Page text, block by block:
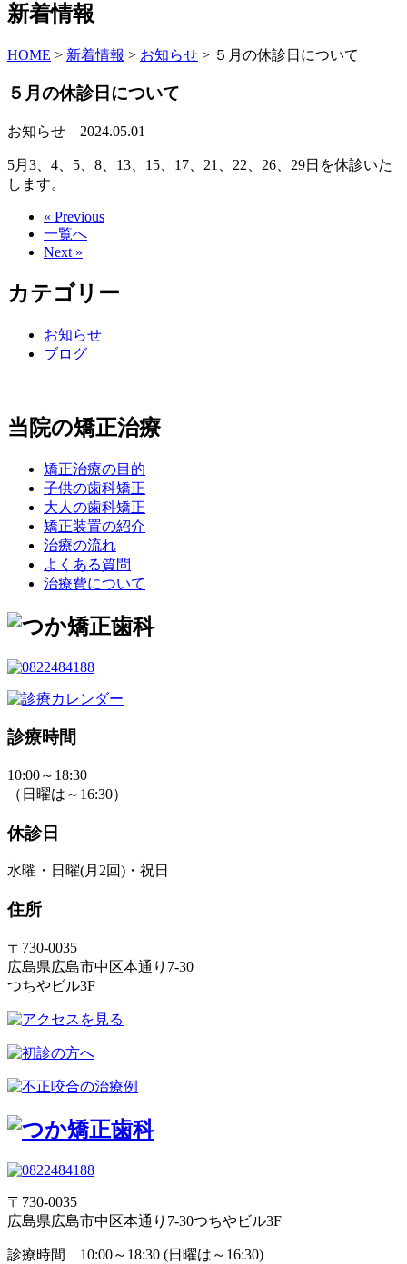
新着情報
HOME > 新着情報 > お知らせ > ５月の休診日について
５月の休診日について
お知らせ 2024.05.01
5月3、4、5、8、13、15、17、21、22、26、29日を休診いた
します。
« Previous
一覧へ
Next »
カテゴリー
お知らせ
ブログ
当院の矯正治療
矯正治療の目的
子供の歯科矯正
大人の歯科矯正
矯正装置の紹介
治療の流れ
よくある質問
治療費について
診療時間
10:00～18:30
（日曜は～16:30）
休診日
水曜・日曜(月2回)・祝日
住所
〒730-0035
広島県広島市中区本通り7-30
つちやビル3F
〒730-0035
広島県広島市中区本通り7-30つちやビル3F
診療時間 10:00～18:30 (日曜は～16:30)